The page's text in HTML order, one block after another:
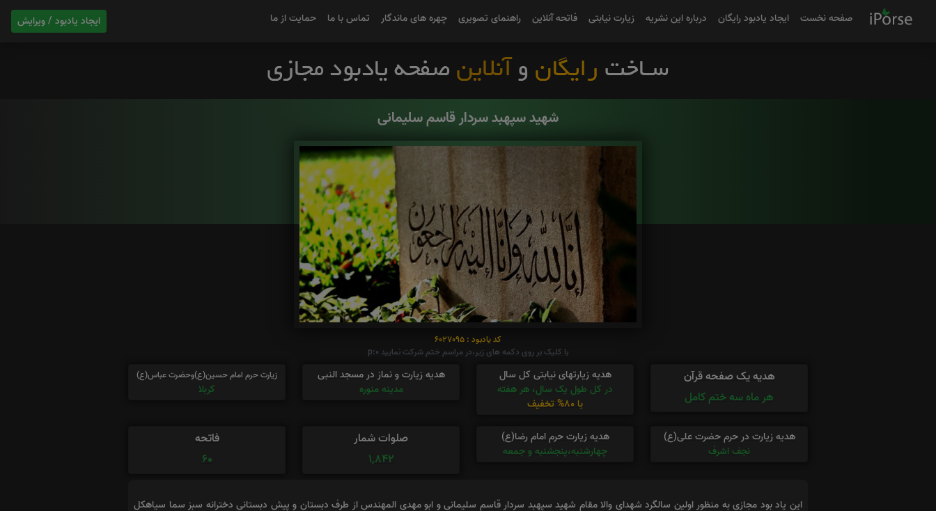
ایجاد یادبود / ویرایش صفحه نخست ایجاد یادبود رایگان درباره این نشریه زیارت نیابتی فاتحه آنلاین راهنمای تصویری چهره های ماندگار تماس با ما حمایت از ما
شهید سپهبد سردار قاسم سلیمانی
کد یادبود : 6027095
با کلیک بر روی دکمه های زیر،در مراسم ختم شرکت نمایید p:0
هدیه یک صفحه قرآن
هر ماه سه ختم کامل
هدیه زیارتهای نیابتی کل سال
در کل طول یک سال، هر هفته
با 80% تخفیف
هدیه زیارت و نماز در مسجد النبی
مدینه منوره
زیارت حرم امام حسین(ع)وحضرت عباس(ع)
کربلا
هدیه زیارت در حرم حضرت علی(ع)
نجف اشرف
هدیه زیارت حرم امام رضا(ع)
چهارشنبه،پنجشنبه و جمعه
صلوات شمار
1,842
فاتحه
60
این یاد بود مجازی به منظور اولین سالگرد شهدای والا مقام شهید سپهبد سردار قاسم سلیمانی و ابو مهدی المهندس از طرف دبستان و پیش دبستانی دخترانه سبز سما سیاهکل